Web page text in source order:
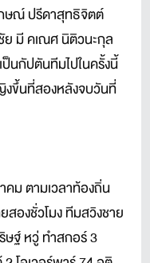
ษณ์ ปรีดาสุทธิจิตต์
ย มี คเณศ นิติวนะกุล
นกัปตันทีมไปในครั้งนี้
ขึ้นที่สองหลังจบวันที่
ม ตามเวลาท้องถิ่น
ยสองชั่วโมง ทีมสวิงชาย
ษฐ์ หวู่ ทำสกอร์ 3